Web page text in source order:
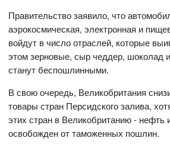
Правительство заявило, что
аэрокосмическая, электронная и
войдут в число отраслей, которые
этом зерновые, сыр чеддер, шоколад
станут беспошлинными.
В свою очередь, Великобритания
товары стран Персидского залива,
этих стран в Великобританию - нефть
освобожден от таможенных пошлин.